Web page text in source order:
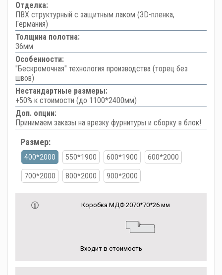
Отделка:
ПВХ структурный с защитным лаком (3D-пленка,
Германия)
Толщина полотна:
36мм
Особенности:
"Бескромочная" технология производства (торец без
швов)
Нестандартные размеры:
+50% к стоимости (до 1100*2400мм)
Доп. опции:
Принимаем заказы на врезку фурнитуры и сборку в блок!
Размер:
400*2000 550*1900 600*1900 600*2000
700*2000 800*2000 900*2000
Коробка МДФ 2070*70*26 мм
Входит в стоимость